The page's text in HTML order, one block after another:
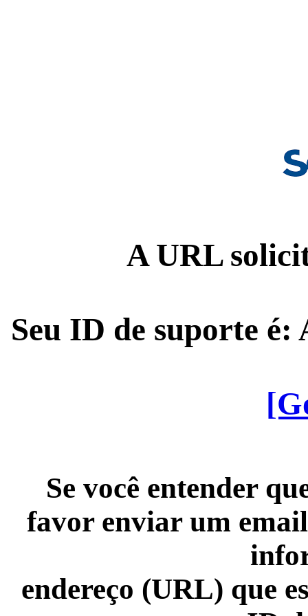
A URL
Seu ID de suporte é:
Se você entender
favor enviar um
endereço (URL) que